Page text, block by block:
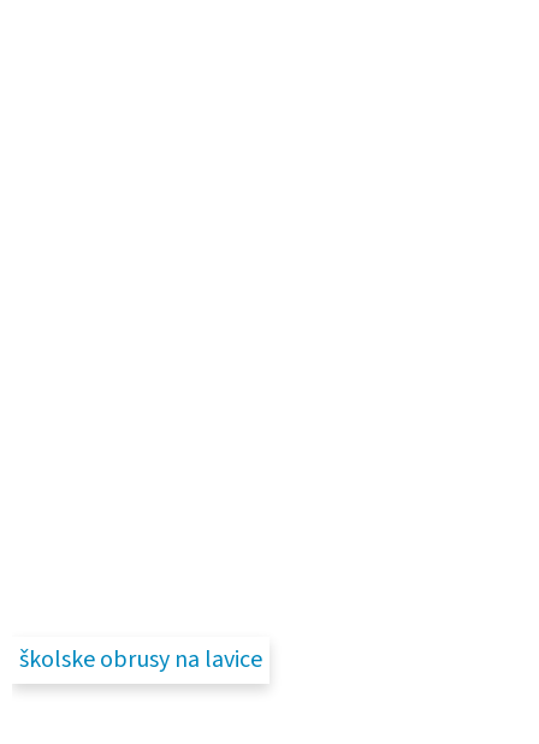
školske obrusy na lavice